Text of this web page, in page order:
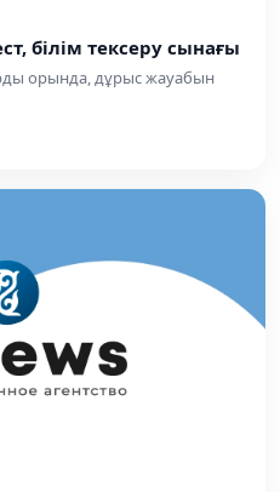
білім тексеру сынағы
орында, дұрыс жауабын